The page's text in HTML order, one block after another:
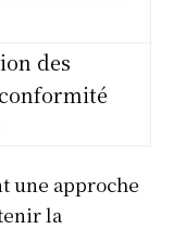
des
une approche
la